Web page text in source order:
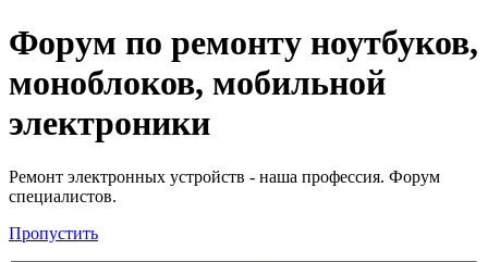
Регистрация
Форум по ремонту ноутбуков,
моноблоков, мобильной
электроники
Ремонт электронных устройств - наша профессия. Форум
специалистов.
Пропустить